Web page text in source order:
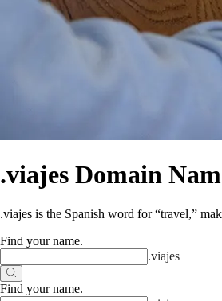
.viajes Domain
.viajes is the Spanish word for “travel,”
Find your name.
.viajes
Find your name.